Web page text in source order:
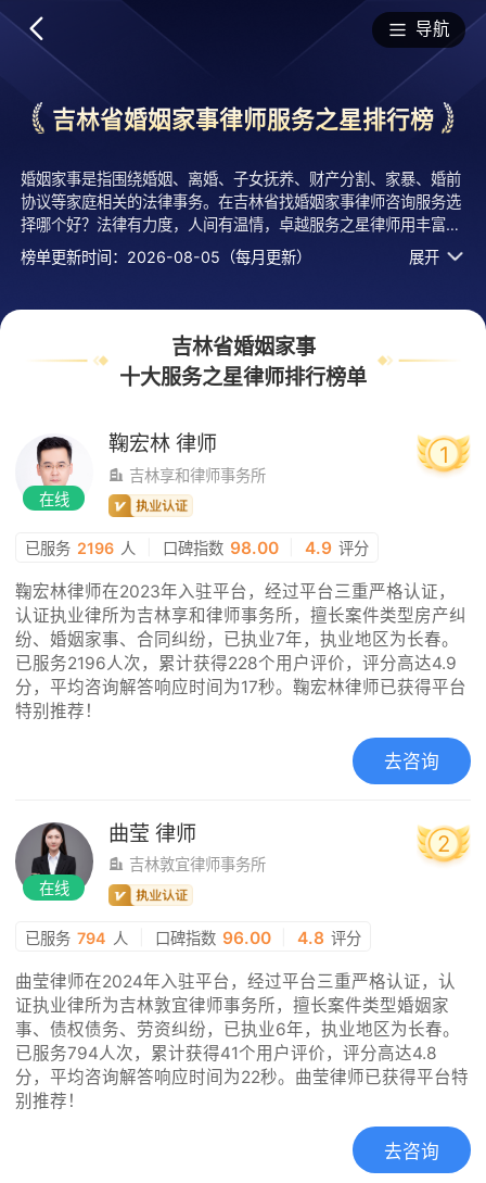
导航
吉林省婚姻家事律师服务之星排行榜
婚姻家事是指围绕婚姻、离婚、子女抚养、财产分割、家暴、婚前
协议等家庭相关的法律事务。在吉林省找婚姻家事律师咨询服务选
择哪个好？法律有力度，人间有温情，卓越服务之星律师用丰富的
法学知识和无可挑剔的专业能力，为老百姓筑起一方公正的天地。
法临经专业评测的2026年十大吉林省婚姻家事律师服务之星排行
吉林敦宜律师事务所的曲莹律师、吉林闻轩律师事务所的李磊律师
等，上榜律师十大吉林省婚姻家事律师服务之星榜单是法临平台通
过服务次数、口碑、用户认可度、评价情况等入选整理有实力活跃
度高的执业律师，排名不分先后，仅供借鉴参考，想知道吉林省婚
榜单更新时间：2026-08-05（每月更新） 展开
吉林省婚姻家事
十大服务之星律师排行榜单
在线
鞠宏林 律师
吉林享和律师事务所
1
已服务 2196 人 口碑指数 98.00 4.9 评分
鞠宏林律师在2023年入驻平台，经过平台三重严格认证，
认证执业律所为吉林享和律师事务所，擅长案件类型房产纠
纷、婚姻家事、合同纠纷，已执业7年，执业地区为长春。
已服务2196人次，累计获得228个用户评价，评分高达4.9
分，平均咨询解答响应时间为17秒。鞠宏林律师已获得平台
特别推荐！
去咨询
在线
曲莹 律师
吉林敦宜律师事务所
2
已服务 794 人 口碑指数 96.00 4.8 评分
曲莹律师在2024年入驻平台，经过平台三重严格认证，认
证执业律所为吉林敦宜律师事务所，擅长案件类型婚姻家
事、债权债务、劳资纠纷，已执业6年，执业地区为长春。
已服务794人次，累计获得41个用户评价，评分高达4.8
分，平均咨询解答响应时间为22秒。曲莹律师已获得平台特
别推荐！
去咨询